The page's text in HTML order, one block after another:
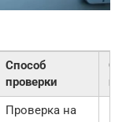
Способ
проверки
Проверка на